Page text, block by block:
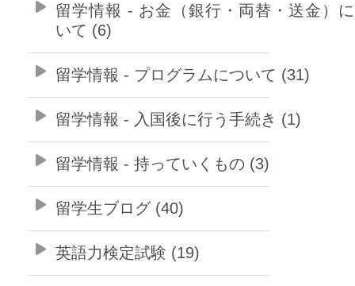
留学情報 - お金（銀行・両替・送金）
いて (6)
留学情報 - プログラムについて (31)
留学情報 - 入国後に行う手続き (1)
留学情報 - 持っていくもの (3)
留学生ブログ (40)
英語力検定試験 (19)